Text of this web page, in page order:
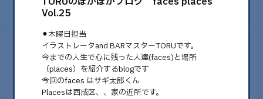
Vol.25
⚫︎木曜日担当
イラストレータand BARマスターTORUです。
今までの人生で心に残った人達(faces)と場所
（places）を紹介するblogです
今回のfaces はサギ太郎くん
Placesは西成区、、家の近所です。